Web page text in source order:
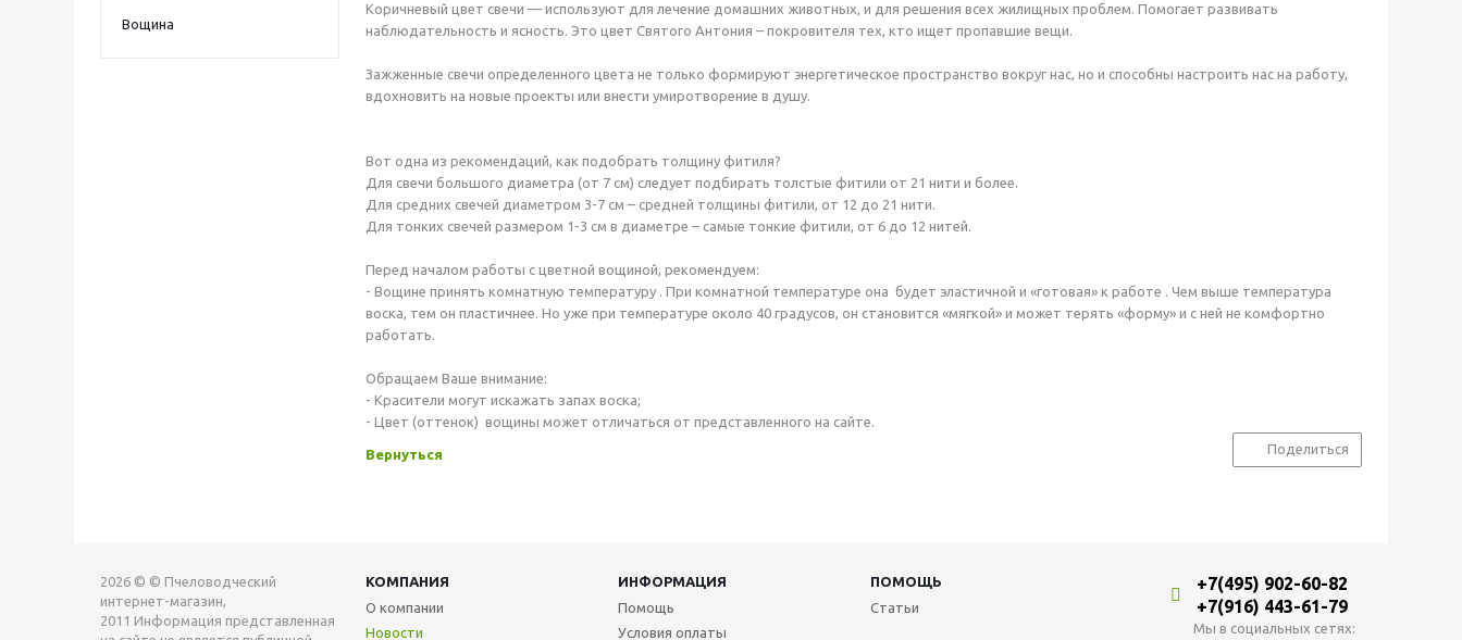
Вощина
Коричневый цвет свечи — используют для лечение домашних животных, и для решения всех жилищных проблем. Помогает развивать
наблюдательность и ясность. Это цвет Святого Антония – покровителя тех, кто ищет пропавшие вещи.
Зажженные свечи определенного цвета не только формируют энергетическое пространство вокруг нас, но и способны настроить нас на работу,
вдохновить на новые проекты или внести умиротворение в душу.
Вот одна из рекомендаций, как подобрать толщину фитиля?
Для свечи большого диаметра (от 7 см) следует подбирать толстые фитили от 21 нити и более.
Для средних свечей диаметром 3-7 см – средней толщины фитили, от 12 до 21 нити.
Для тонких свечей размером 1-3 см в диаметре – самые тонкие фитили, от 6 до 12 нитей.
Перед началом работы с цветной вощиной, рекомендуем:
- Вощине принять комнатную температуру . При комнатной температуре она будет эластичной и «готовая» к работе . Чем выше температура
воска, тем он пластичнее. Но уже при температуре около 40 градусов, он становится «мягкой» и может терять «форму» и с ней не комфортно
работать.
Обращаем Ваше внимание:
- Красители могут искажать запах воска;
- Цвет (оттенок) вощины может отличаться от представленного на сайте.
Вернуться Поделиться
2026 © © Пчеловодческий
интернет-магазин,
2011 Информация представленная
КОМПАНИЯ ИНФОРМАЦИЯ
ПОМОЩЬ
О компании
Новости
Помощь
Условия оплаты
Статьи
+7(495) 902-60-82
+7(916) 443-61-79
Мы в социальных сетях: